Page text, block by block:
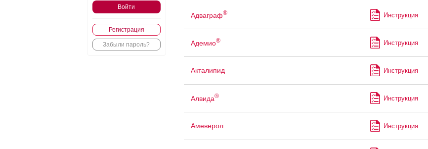
Регистрация
Забыли пароль?
Адваграф® Инструкция
Адемио® Инструкция
Акталипид Инструкция
Алвида® Инструкция
Амеверол Инструкция